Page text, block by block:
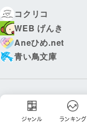
ジャンル ランキング
コクリコ
WEB げんき
Aneひめ.net
青い鳥文庫
ボンボンアカデミー
ディズニーファン